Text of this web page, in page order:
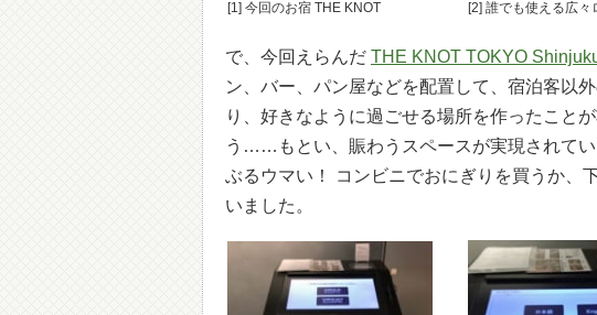
[1] 今回のお宿 THE KNOT [2] 誰でも使える広々
で、今回えらんだ THE KNOT TOKYO
ン、バー、パン屋などを配置して、宿泊客以
り、好きなように過ごせる場所を作ったこと
う……もとい、賑わうスペースが実現されて
ぶるウマい！ コンビニでおにぎりを買うか、
いました。